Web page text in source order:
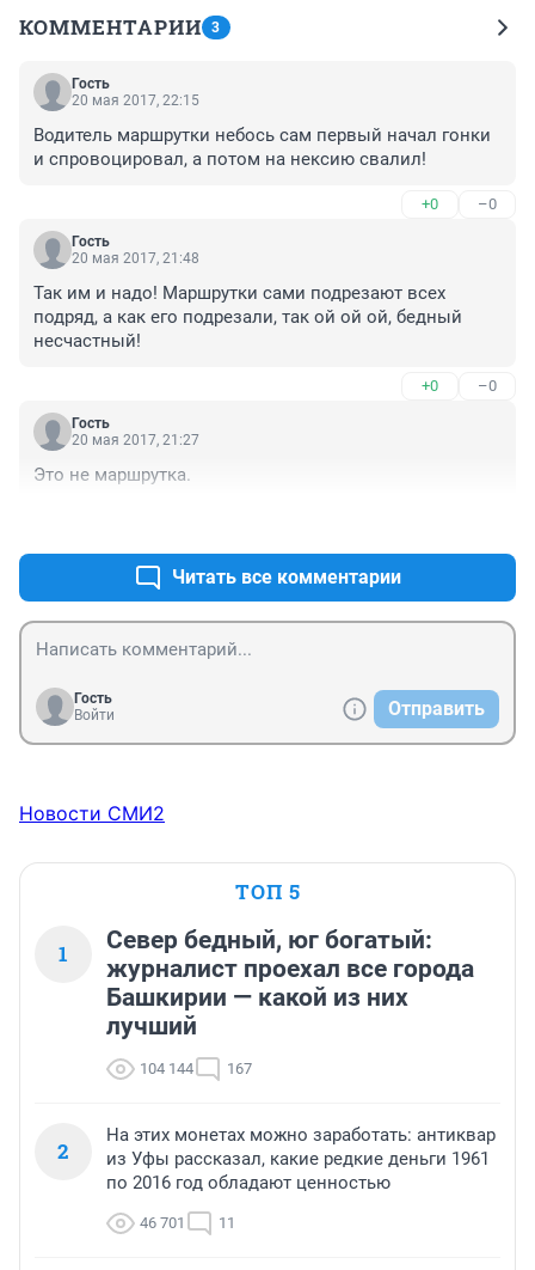
КОММЕНТАРИИ 3
Гость
20 мая 2017, 22:15
Водитель маршрутки небось сам первый начал гонки
и спровоцировал, а потом на нексию свалил!
+0 –0
Гость
20 мая 2017, 21:48
Так им и надо! Маршрутки сами подрезают всех
подряд, а как его подрезали, так ой ой ой, бедный
несчастный!
+0 –0
Гость
20 мая 2017, 21:27
Это не маршрутка.
Читать все комментарии
Гость
Войти
Отправить
Новости СМИ2
ТОП 5
1
Север бедный, юг богатый:
журналист проехал все города
Башкирии — какой из них
лучший
104 144 167
2
На этих монетах можно заработать: антиквар
из Уфы рассказал, какие редкие деньги 1961
по 2016 год обладают ценностью
46 701 11